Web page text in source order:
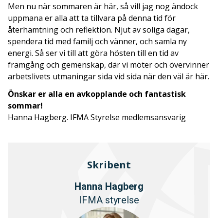
Men nu när sommaren är här, så vill jag nog ändock
uppmana er alla att ta tillvara på denna tid för
återhämtning och reflektion. Njut av soliga dagar,
spendera tid med familj och vänner, och samla ny
energi. Så ser vi till att göra hösten till en tid av
framgång och gemenskap, där vi möter och övervinner
arbetslivets utmaningar sida vid sida när den väl är här.
Önskar er alla en avkopplande och fantastisk
sommar!
Hanna Hagberg. IFMA Styrelse medlemsansvarig
Skribent
Hanna Hagberg
IFMA styrelse